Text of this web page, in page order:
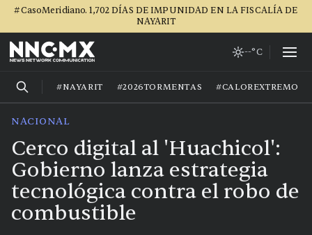
#CasoMeridiano. 1,702 DÍAS DE IMPUNIDAD EN LA FISCALÍA DE
NAYARIT
--°C
#NAYARIT #2026TORMENTAS #CALOREXTREMO
NACIONAL
Cerco digital al 'Huachicol':
Gobierno lanza estrategia
tecnológica contra el robo de
combustible